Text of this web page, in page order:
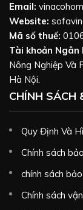
Email:
Website:
Mã số thuế:
Tài khoản Ngân
Nông Nghiệp Và
Hà Nội.
CHÍNH SÁCH
Quy Định Và
Chính sách
chính sách
Chính sách